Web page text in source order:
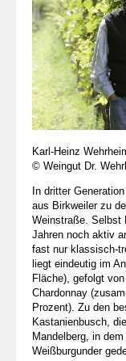
Karl-Heinz
© Weingut Dr.
In dritter
aus Birkweiler zu
Weinstraße. Selbst
Jahren noch aktiv
fast nur klassisch-
liegt eindeutig im
Fläche), gefolgt
Chardonnay
Prozent). Zu den
Kastanienbusch,
Mandelberg, in
Weißburgunder